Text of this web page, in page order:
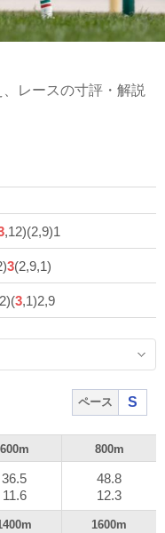
レースの寸評・解説
,12)(2,9)1
3(2,9,1)
3,1)2,9
ペース S
600m 800m
36.5
11.6
48.8
12.3
1600m